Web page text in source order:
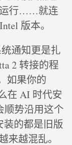
运行……就连
版本。
通知更是扎
2 转接的程
如果你的
在 AI 时代安
顺势沿用这个
装的都是旧版
来越混乱。